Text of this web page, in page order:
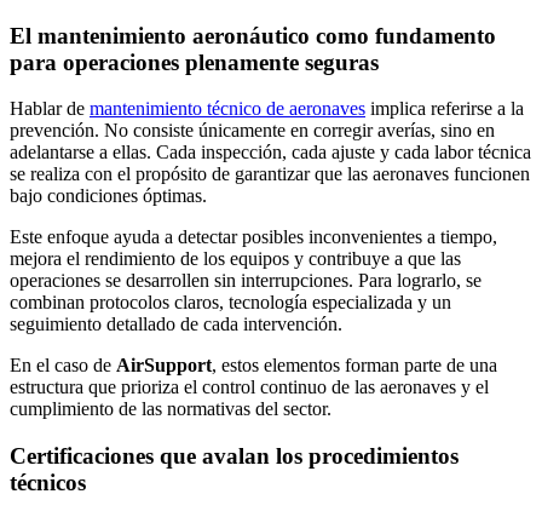
El mantenimiento aeronáutico como fundamento
para operaciones plenamente seguras
Hablar de mantenimiento técnico de aeronaves implica referirse a la
prevención. No consiste únicamente en corregir averías, sino en
adelantarse a ellas. Cada inspección, cada ajuste y cada labor técnica
se realiza con el propósito de garantizar que las aeronaves funcionen
bajo condiciones óptimas.
Este enfoque ayuda a detectar posibles inconvenientes a tiempo,
mejora el rendimiento de los equipos y contribuye a que las
operaciones se desarrollen sin interrupciones. Para lograrlo, se
combinan protocolos claros, tecnología especializada y un
seguimiento detallado de cada intervención.
En el caso de AirSupport, estos elementos forman parte de una
estructura que prioriza el control continuo de las aeronaves y el
cumplimiento de las normativas del sector.
Certificaciones que avalan los procedimientos
técnicos